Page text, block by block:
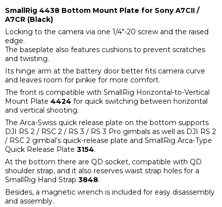
SmallRig 4438 Bottom Mount Plate for Sony A7CII /
A7CR (Black)
Locking to the camera via one 1/4"-20 screw and the raised
edge.
The baseplate also features cushions to prevent scratches
and twisting.
Its hinge arm at the battery door better fits camera curve
and leaves room for pinkie for more comfort.
The front is compatible with SmallRig Horizontal-to-Vertical
Mount Plate 4424 for quick switching between horizontal
and vertical shooting.
The Arca-Swiss quick release plate on the bottom supports
DJI RS 2 / RSC 2 / RS 3 / RS 3 Pro gimbals as well as DJI RS 2
/ RSC 2 gimbal’s quick-release plate and SmallRig Arca-Type
Quick Release Plate 3154.
At the bottom there are QD socket, compatible with QD
shoulder strap, and it also reserves waist strap holes for a
SmallRig Hand Strap 3848.
Besides, a magnetic wrench is included for easy disassembly
and assembly.